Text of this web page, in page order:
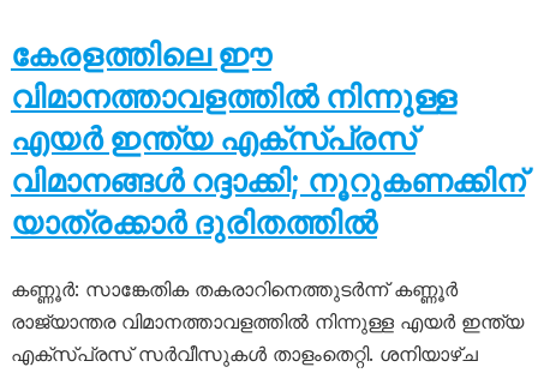
കേരളത്തിലെ ഈ
വിമാനത്താവളത്തിൽ നിന്നുള്ള
എയർ ഇന്ത്യ എക്സ്പ്രസ്
വിമാനങ്ങൾ റദ്ദാക്കി; നൂറുകണക്കിന്
യാത്രക്കാർ ദുരിതത്തിൽ
കണ്ണൂർ: സാങ്കേതിക തകരാറിനെത്തുടർന്ന് കണ്ണൂർ
രാജ്യാന്തര വിമാനത്താവളത്തിൽ നിന്നുള്ള എയർ ഇന്ത്യ
എക്സ്പ്രസ് സർവീസുകൾ താളംതെറ്റി. ശനിയാഴ്ച